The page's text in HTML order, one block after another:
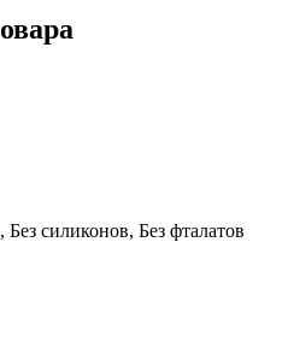
силиконов, Без фталатов